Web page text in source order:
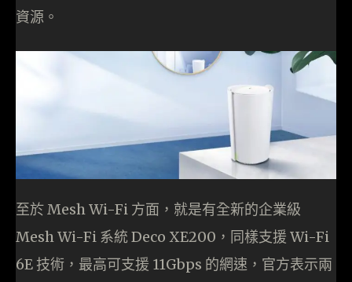
資源。
至於 Mesh Wi-Fi 方面，就是有全新的企業級
Mesh Wi-Fi 系統 Deco XE200，同樣支援 Wi-Fi
6E 技術，最高可支援 11Gbps 的網速，官方表示兩